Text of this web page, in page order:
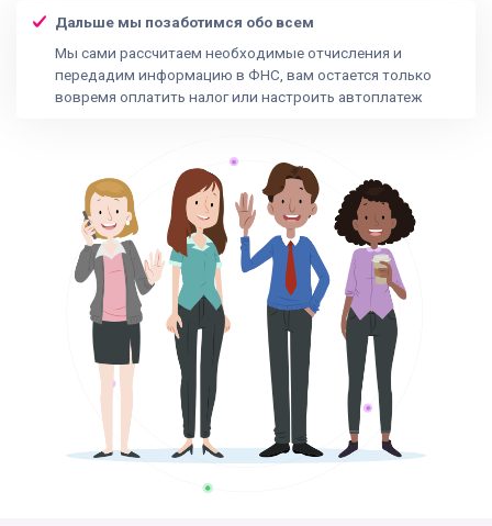
Дальше мы позаботимся обо всем
Мы сами рассчитаем необходимые отчисления и
передадим информацию в ФНС, вам остается только
вовремя оплатить налог или настроить автоплатеж